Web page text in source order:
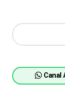
Canal